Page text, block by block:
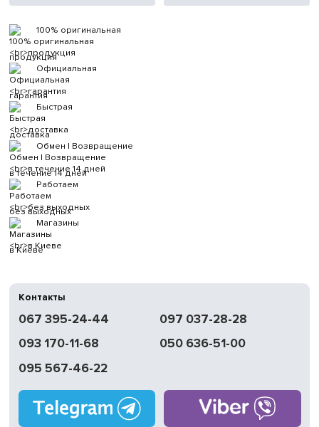
100% оригинальная
продукция
Официальная
гарантия
Быстрая
доставка
Обмен | Возвращение
в течение 14 дней
Работаем
без выходных
Магазины
в Киеве
Контакты
067 395-24-44
097 037-28-28
093 170-11-68
050 636-51-00
095 567-46-22